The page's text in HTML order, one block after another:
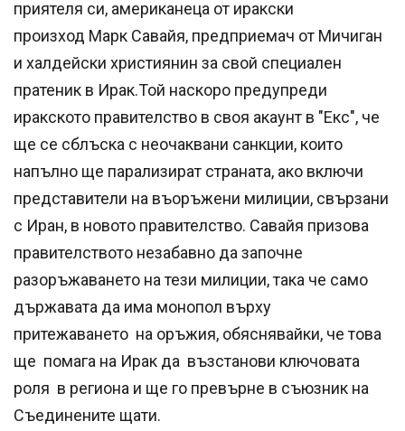
приятеля си, американеца от иракски
произход Марк Савайя, предприемач от Мичиган
и халдейски християнин за свой специален
пратеник в Ирак.Той наскоро предупреди
иракското правителство в своя акаунт в "Екс", че
ще се сблъска с неочаквани санкции, които
напълно ще парализират страната, ако включи
представители на въоръжени милиции, свързани
с Иран, в новото правителство. Савайя призова
правителството незабавно да започне
разоръжаването на тези милиции, така че само
държавата да има монопол върху
притежаването на оръжия, обяснявайки, че това
ще помага на Ирак да възстанови ключовата
роля в региона и ще го превърне в съюзник на
Съединените щати.